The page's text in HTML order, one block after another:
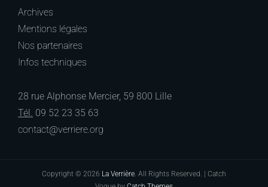
Archives
Mentions légales
Nos partenaires
Infos techniques
28 rue Alphonse Mercier, 59 800 Lille
Tél. 09 52 23 35 63
contact@verriere.org
Copyright © 2026 La Verrière. All Rights Reserved. | Catch